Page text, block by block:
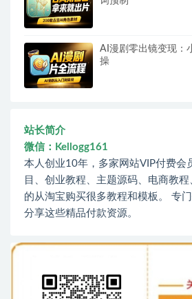
AI漫剧零出镜变现：
操
站长简介
微信：Kellogg161
本人创业10年，多家网站VIP付费会
目、创业教程、主题源码、电商教
的从淘宝购买很多教程和模板。 专
分享这些精品付款资源。